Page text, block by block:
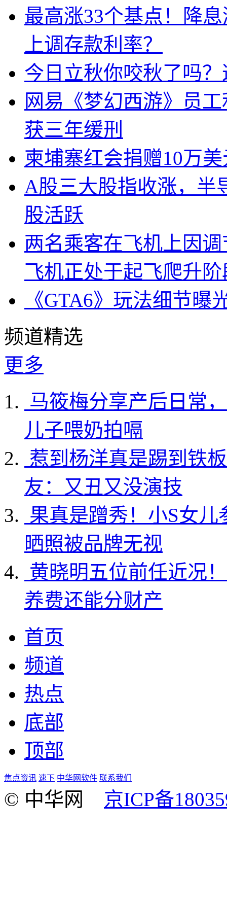
最高涨33个基点！降
上调存款利率？
今日立秋你咬秋了吗
网易《梦幻西游》员
获三年缓刑
柬埔寨红会捐赠10万
A股三大股指收涨，半
股活跃
两名乘客在飞机上因
飞机正处于起飞爬升阶
《GTA6》玩法细节
频道精选
更多
马筱梅分享产后日常
儿子喂奶拍嗝
惹到杨洋真是踢到铁
友：又丑又没演技
果真是蹭秀！小S女
晒照被品牌无视
黄晓明五位前任近况
养费还能分财产
首页
频道
热点
底部
顶部
焦点资讯 速下 中华网软件 联系我们
© 中华网 京ICP备